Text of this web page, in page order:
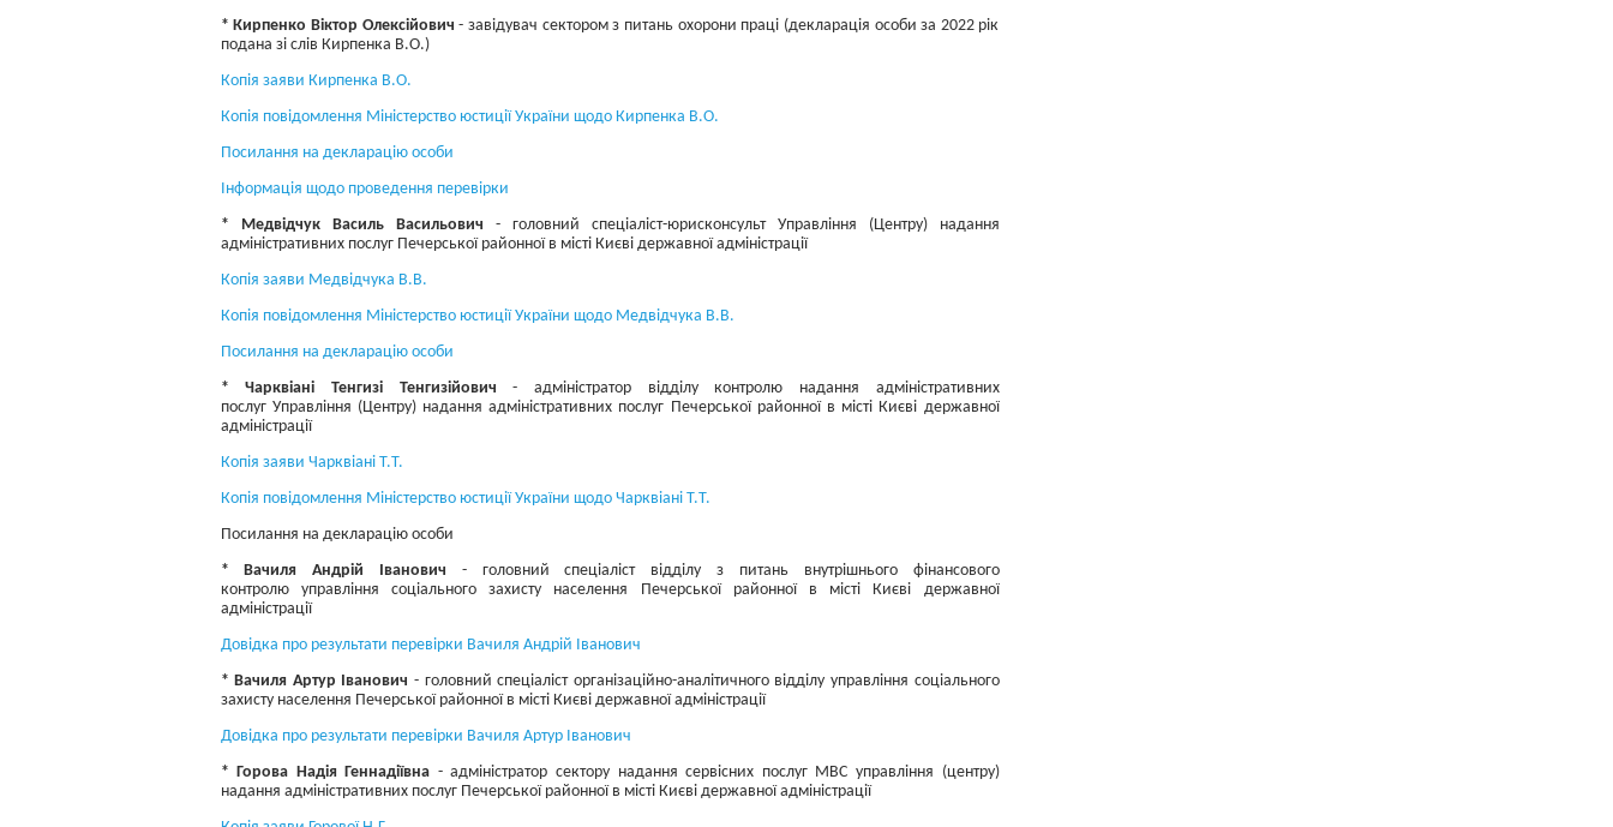
* Кирпенко Віктор Олексійович - завідувач сектором з питань охорони праці (декларація особи за 2022 рік
подана зі слів Кирпенка В.О.)
Копія заяви Кирпенка В.О.
Копія повідомлення Міністерство юстиції України щодо Кирпенка В.О.
Посилання на декларацію особи
Інформація щодо проведення перевірки
* Медвідчук Василь Васильович - головний спеціаліст-юрисконсульт Управління (Центру) надання
адміністративних послуг Печерської районної в місті Києві державної адміністрації
Копія заяви Медвідчука В.В.
Копія повідомлення Міністерство юстиції України щодо Медвідчука В.В.
Посилання на декларацію особи
* Чарквіані Тенгизі Тенгизійович - адміністратор відділу контролю надання адміністративних
послуг Управління (Центру) надання адміністративних послуг Печерської районної в місті Києві державної
адміністрації
Копія заяви Чарквіані Т.Т.
Копія повідомлення Міністерство юстиції України щодо Чарквіані Т.Т.
Посилання на декларацію особи
* Вачиля Андрій Іванович - головний спеціаліст відділу з питань внутрішнього фінансового
контролю управління соціального захисту населення Печерської районної в місті Києві державної
адміністрації
Довідка про результати перевірки Вачиля Андрій Іванович
* Вачиля Артур Іванович - головний спеціаліст організаційно-аналітичного відділу управління соціального
захисту населення Печерської районної в місті Києві державної адміністрації
Довідка про результати перевірки Вачиля Артур Іванович
* Горова Надія Геннадіївна - адміністратор сектору надання сервісних послуг МВС управління (центру)
надання адміністративних послуг Печерської районної в місті Києві державної адміністрації